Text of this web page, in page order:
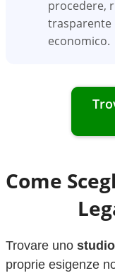
procedere,
trasparente
economico.
Come
Trovare uno
proprie esigenze